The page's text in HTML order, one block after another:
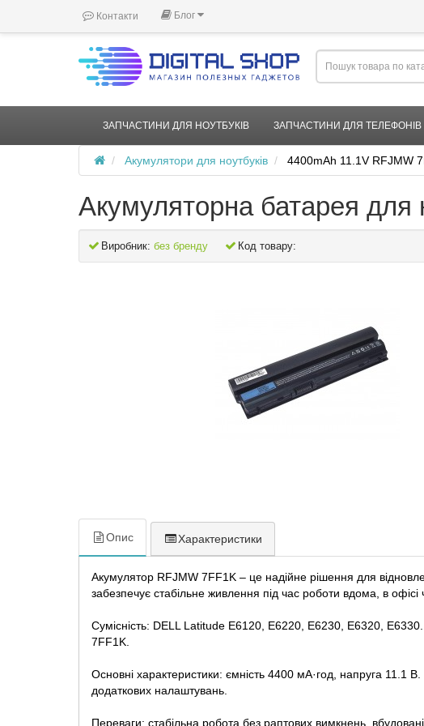
Контакти Блог
ЗАПЧАСТИНИ ДЛЯ НОУТБУКІВ ЗАПЧАСТИНИ ДЛЯ ТЕЛЕФОНІВ
Акумулятори для ноутбуків 4400mAh 11.1V RFJMW
Акумуляторна батарея
Виробник: без бренду Код товару:
Опис Характеристики
Акумулятор RFJMW 7FF1K – це надійне рішення для
забезпечує стабільне живлення під час роботи вдома, в офісі
Сумісність: DELL Latitude E6120, E6220, E6230, E6320,
7FF1K.
Основні характеристики: ємність 4400 мА·год, напруга 11.1
додаткових налаштувань.
Переваги: стабільна робота без раптових вимкнень,